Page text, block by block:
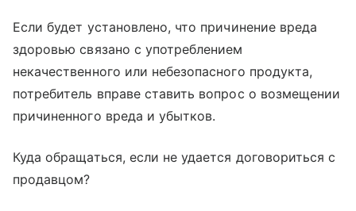
Если будет установлено, что причинение вреда
здоровью связано с употреблением
некачественного или небезопасного продукта,
потребитель вправе ставить вопрос о возмещении
причиненного вреда и убытков.
Куда обращаться, если не удается договориться с
продавцом?